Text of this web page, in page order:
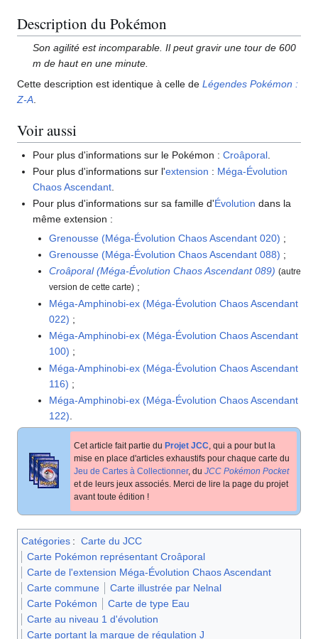
Description du Pokémon
Son agilité est incomparable. Il peut gravir une tour de 600
m de haut en une minute.
Cette description est identique à celle de Légendes Pokémon :
Z-A.
Voir aussi
Pour plus d'informations sur le Pokémon :Croâporal
Pour plus d'informations sur l'extension : Méga-Évolution
Chaos Ascendant
Pour plus d'informations sur sa famille d'Évolution dans la
même extension :
Grenousse (Méga-Évolution Chaos Ascendant 020) ;
Grenousse (Méga-Évolution Chaos Ascendant 088) ;
Croâporal (Méga-Évolution Chaos Ascendant 089) (autre
version de cette carte) ;
Méga-Amphinobi-ex (Méga-Évolution Chaos Ascendant
022) ;
Méga-Amphinobi-ex (Méga-Évolution Chaos Ascendant
100) ;
Méga-Amphinobi-ex (Méga-Évolution Chaos Ascendant
116) ;
Méga-Amphinobi-ex (Méga-Évolution Chaos Ascendant
122)
Cet article fait partie du Projet JCC, qui a pour but la
mise en place d'articles exhaustifs pour chaque carte du
Jeu de Cartes à Collectionner, du JCC Pokémon Pocket
et de leurs jeux associés. Merci de lire la page du projet
avant toute édition !
Catégories : Carte du JCC
Carte Pokémon représentant Croâporal
Carte de l'extension Méga-Évolution Chaos Ascendant
Carte commune
Carte illustrée par Nelnal
Carte Pokémon
Carte de type Eau
Carte au niveau 1 d'évolution
Carte portant la marque de régulation J